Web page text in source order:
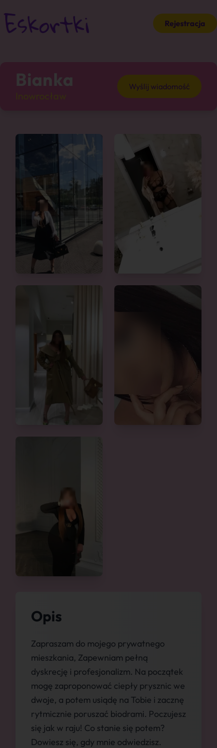
Rejestracja
Bianka Wyślij wiadomość
Opis
Zapraszam do mojego prywatnego
mieszkania, Zapewniam pełną
dyskrecję i profesjonalizm. Na początek
mogę zaproponować ciepły prysznic we
dwoje, a potem usiądę na Tobie i zacznę
rytmicznie poruszać biodrami. Poczujesz
się jak w raju! Co stanie się potem?
Dowiesz się, gdy mnie odwiedzisz.